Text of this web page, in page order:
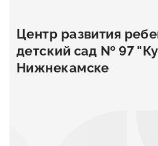
Центр развития
детский сад № 97
Нижнекамске